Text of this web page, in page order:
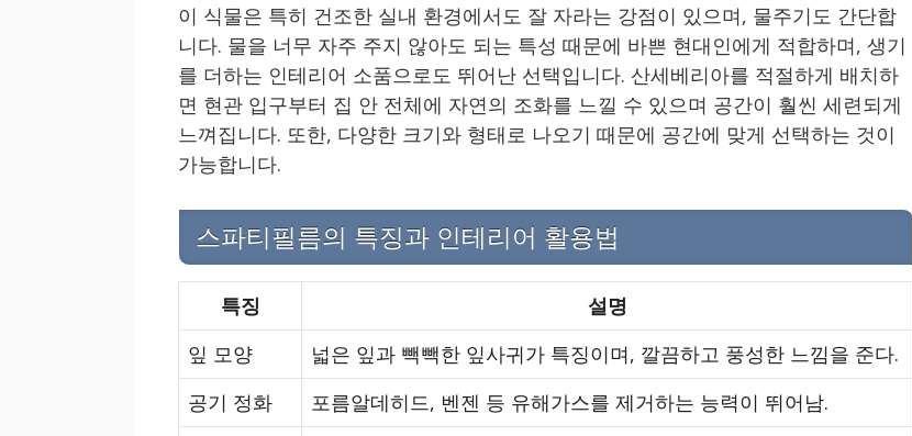
이 식물은 특히 건조한 실내 환경에서도 잘 자라는 강점이 있으며, 물주기도 간단합
니다. 물을 너무 자주 주지 않아도 되는 특성 때문에 바쁜 현대인에게 적합하며, 생기
를 더하는 인테리어 소품으로도 뛰어난 선택입니다. 산세베리아를 적절하게 배치하
면 현관 입구부터 집 안 전체에 자연의 조화를 느낄 수 있으며 공간이 훨씬 세련되게
느껴집니다. 또한, 다양한 크기와 형태로 나오기 때문에 공간에 맞게 선택하는 것이
가능합니다.
스파티필름의 특징과 인테리어 활용법
특징
설명
잎 모양
넓은 잎과 빽빽한 잎사귀가 특징이며, 깔끔하고 풍성한 느낌을 준다.
공기 정화
포름알데히드, 벤젠 등 유해가스를 제거하는 능력이 뛰어남.